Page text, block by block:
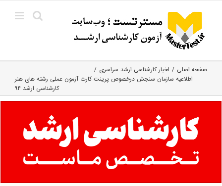
content
صفحه اصلی
اخبار کارشناسی ارشد سراسری
اطلاعیه سازمان سنجش درخصوص پرینت کارت آزمون عملی رشته های هنر
کارشناسی ارشد ۹۴